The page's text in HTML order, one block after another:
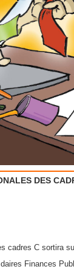
DES
cadres C sortira
Finances